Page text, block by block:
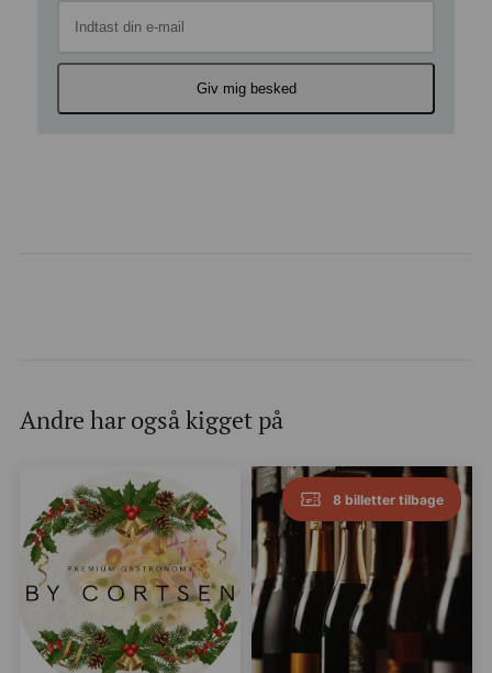
Giv mig besked
Andre har også kigget på
8 billetter tilbage